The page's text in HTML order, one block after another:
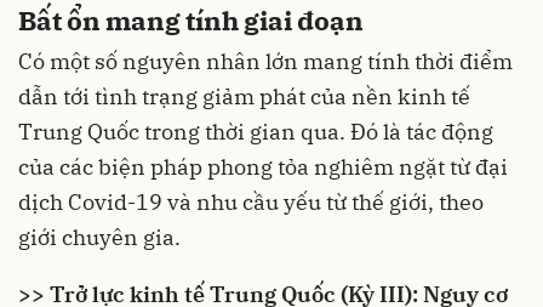
Bất ổn mang tính giai đoạn
Có một số nguyên nhân lớn mang tính thời điểm
dẫn tới tình trạng giảm phát của nền kinh tế
Trung Quốc trong thời gian qua. Đó là tác động
của các biện pháp phong tỏa nghiêm ngặt từ đại
dịch Covid-19 và nhu cầu yếu từ thế giới, theo
giới chuyên gia.
>> Trở lực kinh tế Trung Quốc (Kỳ III): Nguy cơ